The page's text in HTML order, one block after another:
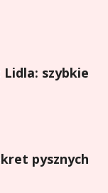
szybkie
pysznych